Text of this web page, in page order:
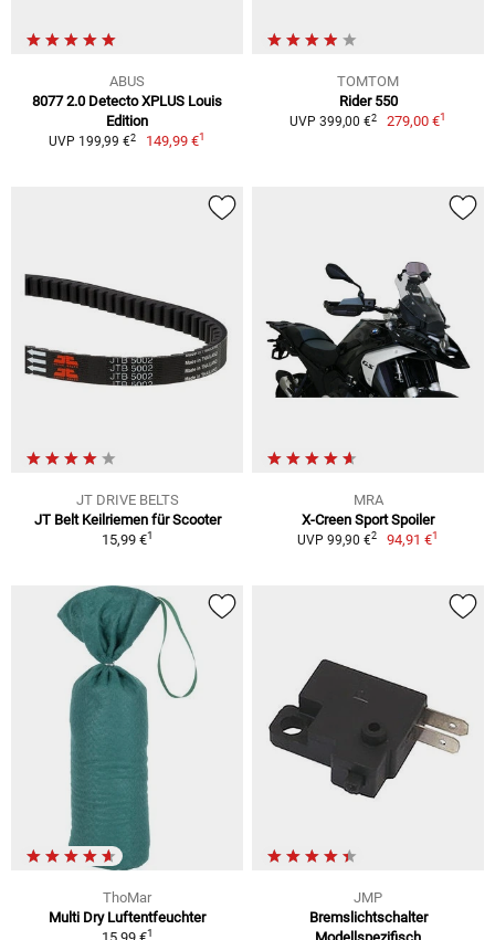
ABUS
8077 2.0 Detecto XPLUS Louis
Edition
UVP 199,99 €2 149,99 €1
TOMTOM
Rider 550
UVP 399,00 €2 279,00 €1
JT DRIVE BELTS
JT Belt Keilriemen für Scooter
15,99 €1
MRA
X-Creen Sport Spoiler
UVP 99,90 €2 94,91 €1
ThoMar
Multi Dry Luftentfeuchter
1
JMP
Bremslichtschalter